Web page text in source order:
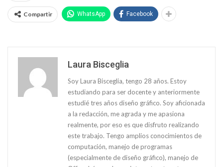
Compartir WhatsApp Facebook
Laura Bisceglia
Soy Laura Bisceglia, tengo 28 años. Estoy
estudiando para ser docente y anteriormente
estudié tres años diseño gráfico. Soy aficionada
a la redacción, me agrada y me apasiona
realmente, por eso es que disfruto realizando
este trabajo. Tengo amplios conocimientos de
computación, manejo de programas
(especialmente de diseño gráfico), manejo de